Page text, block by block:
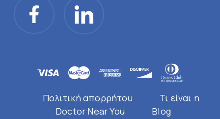
Πολιτική απορρήτου
Τι είναι η
Doctor Near You
Blog